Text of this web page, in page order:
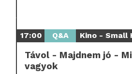
17:00 Q&A Kino - Small
Távol - Majdnem jó -
vagyok